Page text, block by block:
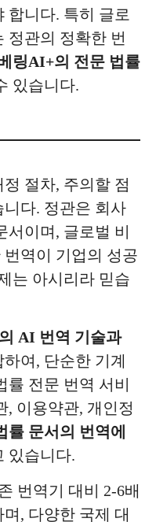
합니다. 특히 글로
정관의 정확한 번
링AI+의 전문 법률
있습니다.
절차, 주의할 점
다. 정관은 회사
이며, 글로벌 비
역이 기업의 성공
는 아시리라 믿습
AI 번역 기술과
여, 단순한 기계
전문 번역 서비
, 이용약관, 개인정
률 문서의 번역에
있습니다.
번역기 대비 2-6배
, 다양한 국제 대